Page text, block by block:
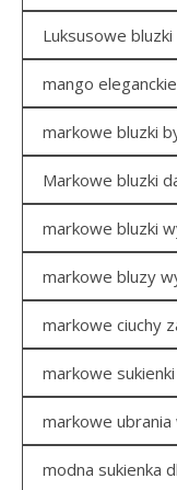
Luksusowe
mango
markowe bluzki
Markowe bluzki
markowe bluzki
markowe bluzy
markowe ciuchy
markowe
markowe
modna sukienka